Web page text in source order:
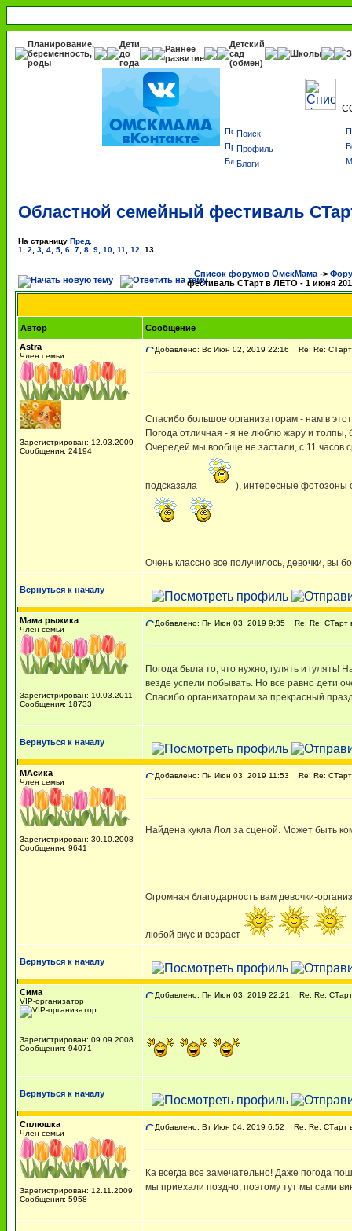
Планирование,
беременность,
роды
Дети
до
года
Раннее
развитие
Детский
сад
(обмен)
Школы
Поиск
Профиль
Блоги
Областной семейный фестиваль
На страницу Пред.
1
2 3 4 5 6 7 8 9 10 11 12 13
Список форумов ОмскМама ->
фестиваль СТарт в ЛЕТО - 1 июня
Автор
Сообщение
Astra
Член семьи
Зарегистрирован: 12.03.2009
Сообщения: 24194
Добавлено: Вс Июн 02, 2019 22:16 Re: Re:
Спасибо большое организаторам - нам в
Погода отличная - я не люблю жару и
Очередей мы вообще не застали, с 11 часов
подсказала ), интересные фотозоны
Очень классно все получилось, девочки, вы
Вернуться к началу
Мама рыжика
Член семьи
Зарегистрирован: 10.03.2011
Сообщения: 18733
Добавлено: Пн Июн 03, 2019 9:35 Re: Re: СТарт
Погода была то, что нужно, гулять и гулять!
везде успели побывать. Но все равно дети
Спасибо организаторам за прекрасный
Вернуться к началу
МАсика
Член семьи
Зарегистрирован: 30.10.2008
Сообщения: 9641
Добавлено: Пн Июн 03, 2019 11:53 Re: Re:
Найдена кукла Лол за сценой. Может быть
Огромная благодарность вам девочки-
любой вкус и возраст
Вернуться к началу
Сима
VIP-организатор
Зарегистрирован: 09.09.2008
Сообщения: 94071
Добавлено: Пн Июн 03, 2019 22:21 Re: Re:
Вернуться к началу
Сплюшка
Член семьи
Зарегистрирован: 12.11.2009
Сообщения: 5958
Добавлено: Вт Июн 04, 2019 6:52 Re: Re: СТарт
Ка всегда все замечательно! Даже погода
мы приехали поздно, поэтому тут мы сами